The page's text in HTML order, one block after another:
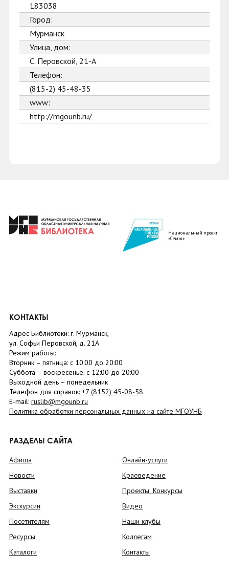
183038
Город:
Мурманск
Улица, дом:
С. Перовской, 21-А
Телефон:
(815-2) 45-48-35
www:
http://mgounb.ru/
Национальный проект
«Семья»
КОНТАКТЫ
Адрес Библиотеки: г. Мурманск,
ул. Софьи Перовской, д. 21А
Режим работы:
Вторник – пятница: с 10:00 до 20:00
Суббота – воскресенье: c 12:00 до 20:00
Выходной день – понедельник
Телефон для справок: +7 (8152) 45-08-58
E-mail: ruslib@mgounb.ru
Политика обработки персональных данных на сайте МГОУНБ
РАЗДЕЛЫ САЙТА
Афиша
Новости
Выставки
Экскурсии
Посетителям
Ресурсы
Каталоги
Онлайн-услуги
Краеведение
Проекты. Конкурсы
Видео
Наши клубы
Коллегам
Контакты